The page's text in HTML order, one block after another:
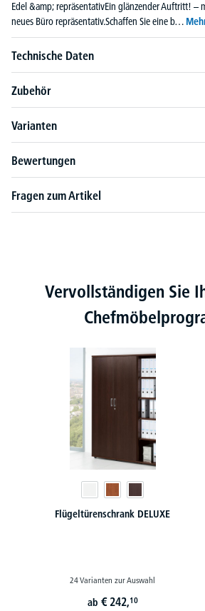
Edel &amp; repräsentativEin glänzender Auftritt! –
neues Büro repräsentativ.Schaffen Sie eine b…
Technische Daten
Zubehör
Varianten
Bewertungen
Fragen zum Artikel
Produktgalerie überspringen
Vervollständigen Sie
Flügeltürenschrank DELUXE
24 Varianten zur Auswahl
ab € 242,10